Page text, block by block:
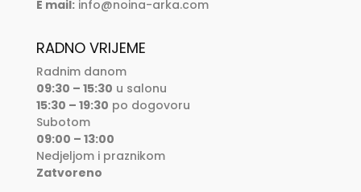
E mail: info@noina-arka.com
RADNO VRIJEME
Radnim danom
09:30 – 15:30 u salonu
15:30 – 19:30 po dogovoru
Subotom
09:00 – 13:00
Nedjeljom i praznikom
Zatvoreno